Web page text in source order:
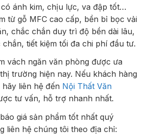
ánh kim, chịu lực, va đập tốt…
từ gỗ MFC cao cấp, bền bỉ bọc vải
chắc chắn duy trì độ bền dài lâu,
tiết kiệm tối đa chi phí đầu tư.
vách ngăn văn phòng được ưa
trường hiện nay. Nếu khách hàng
liên hệ đến Nội Thất Văn
tư vấn, hỗ trợ nhanh nhất.
giá sản phẩm tốt nhất quý
liên hệ chúng tôi theo địa chỉ: